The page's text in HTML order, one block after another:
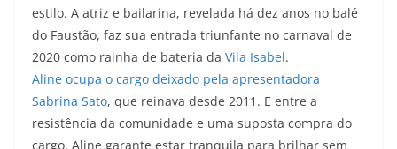
estilo. A atriz e bailarina, revelada há dez anos no balé
do Faustão, faz sua entrada triunfante no carnaval de
2020 como rainha de bateria da Vila Isabel.
Aline ocupa o cargo deixado pela apresentadora
Sabrina Sato, que reinava desde 2011. E entre a
resistência da comunidade e uma suposta compra do
cargo, Aline garante estar tranquila para brilhar sem